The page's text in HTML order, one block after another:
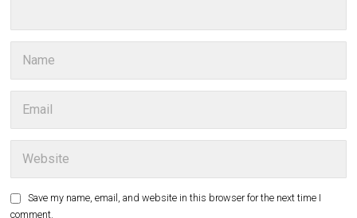
Save my name, email, and website in this browser for the next time I
comment.